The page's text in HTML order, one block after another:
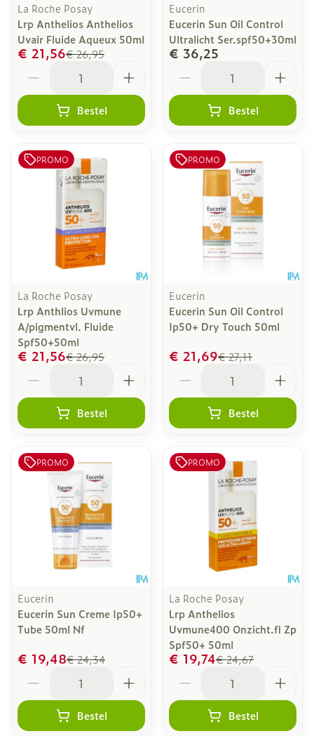
La Roche Posay
Lrp Anthelios Anthelios
Uvair Fluide Aqueux 50ml
€ 26,95
€ 21,56
Bestel
Eucerin
Eucerin Sun Oil Control
Ultralicht Ser.spf50+30ml
€ 36,25
Bestel
PROMO
La Roche Posay
Lrp Anthlios Uvmune
A/pigmentvl. Fluide
Spf50+50ml
€ 26,95
€ 21,56
Bestel
PROMO
Eucerin
Eucerin Sun Oil Control
Ip50+ Dry Touch 50ml
€ 27,11
€ 21,69
Bestel
PROMO
Eucerin
Eucerin Sun Creme Ip50+
Tube 50ml Nf
€ 24,34
€ 19,48
Bestel
PROMO
La Roche Posay
Lrp Anthelios
Uvmune400 Onzicht.fl Zp
Spf50+ 50ml
€ 24,67
€ 19,74
Bestel